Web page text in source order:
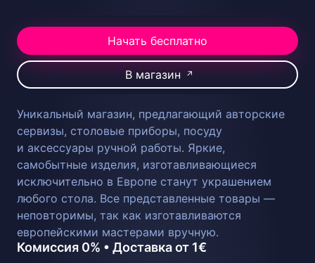
Начать бесплатно
В магазин ↗
Уникальный магазин, предлагающий авторские
сервизы, столовые приборы, посуду
и аксессуары ручной работы. Яркие,
самобытные изделия, изготавливающиеся
исключительно в Европе станут украшением
любого стола. Все представленные товары —
неповторимы, так как изготавливаются
европейскими мастерами вручную.
Комиссия 0% • Доставка от 1€